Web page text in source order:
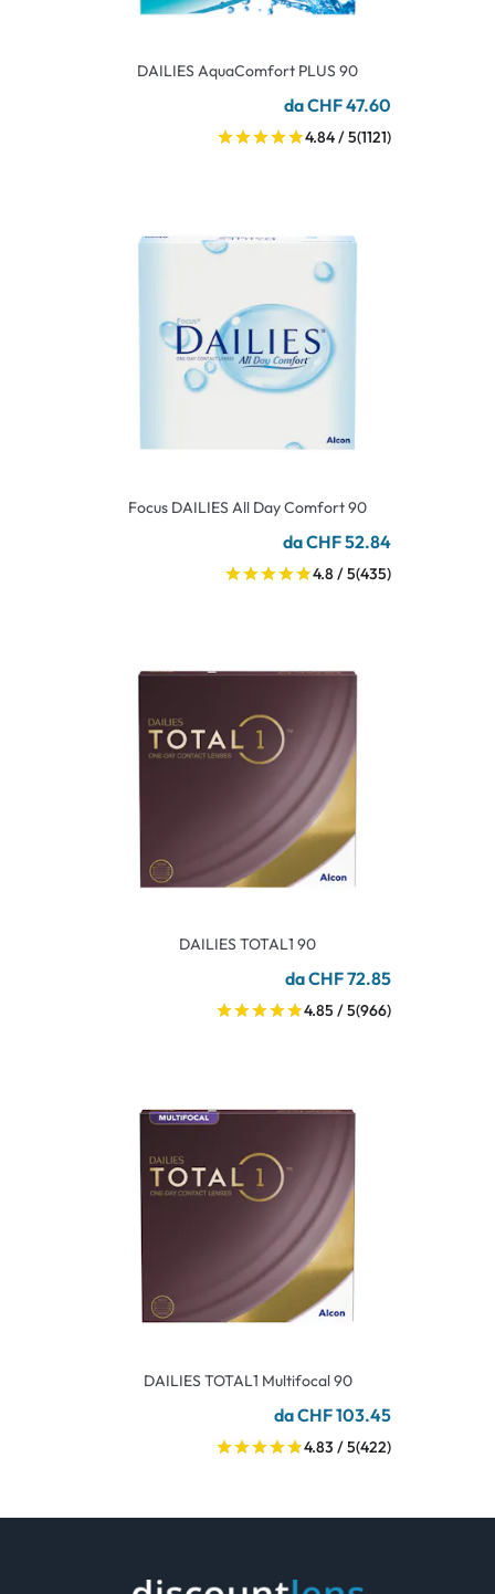
DAILIES AquaComfort PLUS 90
da CHF 47.60
4.84 / 5(1121)
Focus DAILIES All Day Comfort 90
da CHF 52.84
4.8 / 5(435)
DAILIES TOTAL1 90
da CHF 72.85
4.85 / 5(966)
DAILIES TOTAL1 Multifocal 90
da CHF 103.45
4.83 / 5(422)